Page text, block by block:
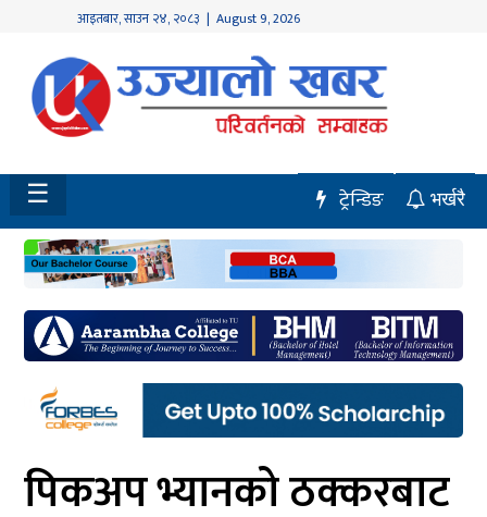
आइतबार,साउन २४, २०८३ | August 9, 2026
होमपेज
नवलपुर
विशेष
मध्य
नेपाल
चितवन
सेरोफेरो
समाचार
आर्थिक
☰ भर्खरै
ट्रेन्डिङ
पिकअप भ्यानको ठक्करबाट